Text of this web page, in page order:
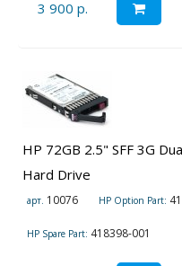
3 900 р.
HP 72GB 2.5" SFF 3G
Hard Drive
арт. 10076 HP Option Part:
HP Spare Part: 418398-001